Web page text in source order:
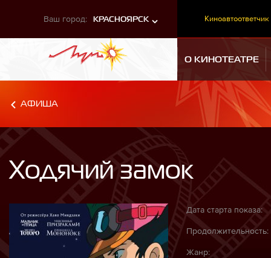
Ваш город: КРАСНОЯРСК Киноавтоответчик
О КИНОТЕАТРЕ
АФИША
Ходячий замок
Дата старта показа:
Продолжительность:
Жанр: